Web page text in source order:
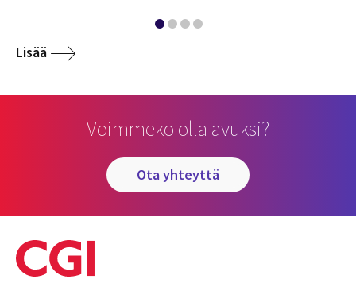
Lisää
Voimmeko olla avuksi?
ota yhteyttä